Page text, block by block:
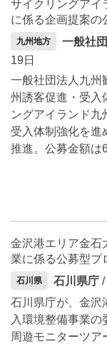
サイクリングアイ
に係る企画提案の
九州地方 一般社
19日
一般社団法人九州
州誘客促進・受入
ングアイランド九
受入体制強化を進
推進。公募金額は
金沢港エリア金石
業に係る公募型プ
石川県 石川県庁 /
石川県庁が、金沢
入環境整備事業
周遊モニターツア